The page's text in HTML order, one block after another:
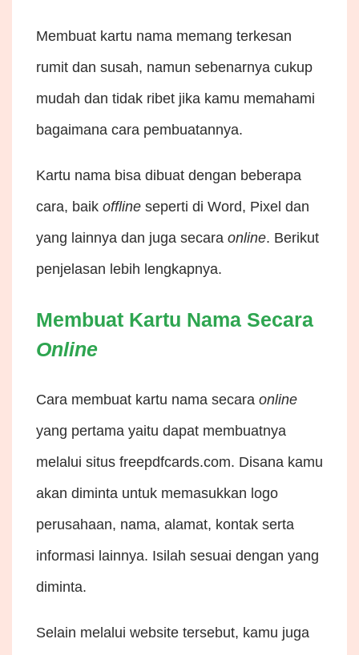
Membuat kartu nama memang terkesan
rumit dan susah, namun sebenarnya cukup
mudah dan tidak ribet jika kamu memahami
bagaimana cara pembuatannya.
Kartu nama bisa dibuat dengan beberapa
cara, baik offline seperti di Word, Pixel dan
yang lainnya dan juga secara online. Berikut
penjelasan lebih lengkapnya.
Membuat Kartu Nama Secara
Online
Cara membuat kartu nama secara online
yang pertama yaitu dapat membuatnya
melalui situs freepdfcards.com. Disana kamu
akan diminta untuk memasukkan logo
perusahaan, nama, alamat, kontak serta
informasi lainnya. Isilah sesuai dengan yang
diminta.
Selain melalui website tersebut, kamu juga